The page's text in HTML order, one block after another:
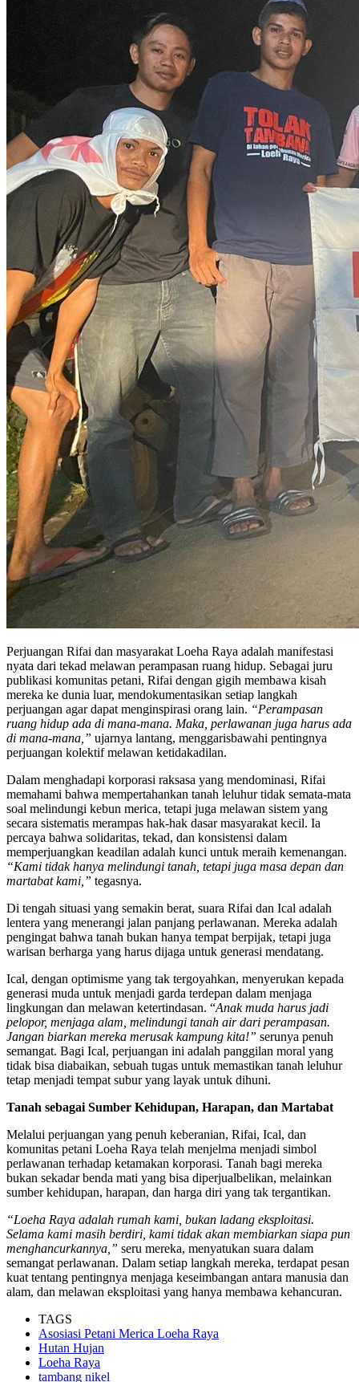
Perjuangan Rifai dan masyarakat Loeha Raya adalah manifestasi
nyata dari tekad melawan perampasan ruang hidup. Sebagai juru
publikasi komunitas petani, Rifai dengan gigih membawa kisah
mereka ke dunia luar, mendokumentasikan setiap langkah
perjuangan agar dapat menginspirasi orang lain. “Perampasan
ruang hidup ada di mana-mana. Maka, perlawanan juga harus ada
di mana-mana,” ujarnya lantang, menggarisbawahi pentingnya
perjuangan kolektif melawan ketidakadilan.
Dalam menghadapi korporasi raksasa yang mendominasi, Rifai
memahami bahwa mempertahankan tanah leluhur tidak semata-mata
soal melindungi kebun merica, tetapi juga melawan sistem yang
secara sistematis merampas hak-hak dasar masyarakat kecil. Ia
percaya bahwa solidaritas, tekad, dan konsistensi dalam
memperjuangkan keadilan adalah kunci untuk meraih kemenangan.
“Kami tidak hanya melindungi tanah, tetapi juga masa depan dan
martabat kami,” tegasnya.
Di tengah situasi yang semakin berat, suara Rifai dan Ical adalah
lentera yang menerangi jalan panjang perlawanan. Mereka adalah
pengingat bahwa tanah bukan hanya tempat berpijak, tetapi juga
warisan berharga yang harus dijaga untuk generasi mendatang.
Ical, dengan optimisme yang tak tergoyahkan, menyerukan kepada
generasi muda untuk menjadi garda terdepan dalam menjaga
lingkungan dan melawan ketertindasan. “Anak muda harus jadi
pelopor, menjaga alam, melindungi tanah air dari perampasan.
Jangan biarkan mereka merusak kampung kita!” serunya penuh
semangat. Bagi Ical, perjuangan ini adalah panggilan moral yang
tidak bisa diabaikan, sebuah tugas untuk memastikan tanah leluhur
tetap menjadi tempat subur yang layak untuk dihuni.
Tanah sebagai Sumber Kehidupan, Harapan, dan Martabat
Melalui perjuangan yang penuh keberanian, Rifai, Ical, dan
komunitas petani Loeha Raya telah menjelma menjadi simbol
perlawanan terhadap ketamakan korporasi. Tanah bagi mereka
bukan sekadar benda mati yang bisa diperjualbelikan, melainkan
sumber kehidupan, harapan, dan harga diri yang tak tergantikan.
“Loeha Raya adalah rumah kami, bukan ladang eksploitasi.
Selama kami masih berdiri, kami tidak akan membiarkan siapa pun
menghancurkannya,” seru mereka, menyatukan suara dalam
semangat perlawanan. Dalam setiap langkah mereka, terdapat pesan
kuat tentang pentingnya menjaga keseimbangan antara manusia dan
alam, dan melawan eksploitasi yang hanya membawa kehancuran.
TAGS
Asosiasi Petani Merica Loeha Raya
Hutan Hujan
Loeha Raya
tambang nikel